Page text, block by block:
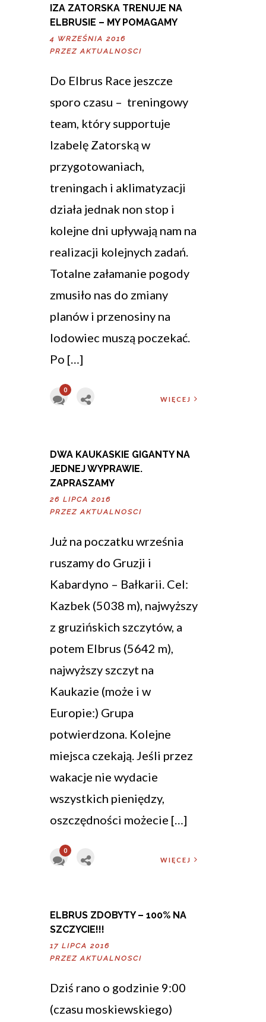
IZA ZATORSKA TRENUJE NA
ELBRUSIE – MY POMAGAMY
4 WRZEŚNIA 2016
PRZEZ AKTUALNOSCI
Do Elbrus Race jeszcze
sporo czasu – treningowy
team, który supportuje
Izabelę Zatorską w
przygotowaniach,
treningach i aklimatyzacji
działa jednak non stop i
kolejne dni upływają nam na
realizacji kolejnych zadań.
Totalne załamanie pogody
zmusiło nas do zmiany
planów i przenosiny na
lodowiec muszą poczekać.
Po […]
0
WIĘCEJ
DWA KAUKASKIE GIGANTY NA
JEDNEJ WYPRAWIE.
ZAPRASZAMY
26 LIPCA 2016
PRZEZ AKTUALNOSCI
Już na poczatku września
ruszamy do Gruzji i
Kabardyno – Bałkarii. Cel:
Kazbek (5038 m), najwyższy
z gruzińskich szczytów, a
potem Elbrus (5642 m),
najwyższy szczyt na
Kaukazie (może i w
Europie:) Grupa
potwierdzona. Kolejne
miejsca czekają. Jeśli przez
wakacje nie wydacie
wszystkich pieniędzy,
oszczędności możecie […]
0
WIĘCEJ
ELBRUS ZDOBYTY – 100% NA
SZCZYCIE!!!
17 LIPCA 2016
PRZEZ AKTUALNOSCI
Dziś rano o godzinie 9:00
(czasu moskiewskiego)